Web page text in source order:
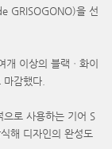
GRISOGONO)을 선
개 이상의 블랙ㆍ화이
감했다.
으로 사용하는 기어 S
해 디자인의 완성도